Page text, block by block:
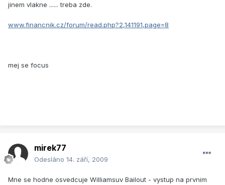
jinem vlakne ...... treba zde.
www.financnik.cz/forum/read.php?2,141191,page=8
mej se focus
mirek77
Odesláno 14. září, 2009
Mne se hodne osvedcuje Williamsuv Bailout - vystup na prvnim